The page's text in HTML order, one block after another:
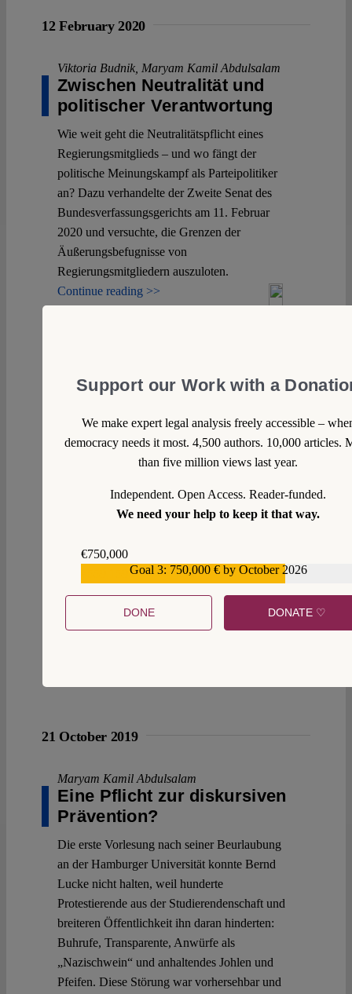
12 February 2020
Viktoria Budnik, Maryam Kamil Abdulsalam
Zwischen Neutralität und
politischer Verantwortung
Wie weit geht die Neutralitätspflicht eines
Regierungsmitglieds – und wo fängt der
politische Meinungskampf als Parteipolitiker
an? Dazu verhandelte der Zweite Senat des
Bundesverfassungsgerichts am 11. Februar
2020 und versuchte, die Grenzen der
Äußerungsbefugnisse von
Regierungsmitgliedern auszuloten.
Continue reading >>
21 October 2019
Maryam Kamil Abdulsalam
Eine Pflicht zur diskursiven
Prävention?
Die erste Vorlesung nach seiner Beurlaubung
an der Hamburger Universität konnte Bernd
Lucke nicht halten, weil hunderte
Protestierende aus der Studierendenschaft und
breiteren Öffentlichkeit ihn daran hinderten:
Buhrufe, Transparente, Anwürfe als
„Nazischwein“ und anhaltendes Johlen und
Pfeifen. Diese Störung war vorhersehbar und
Support our Work with a
We make expert legal analysis freely accessible –
democracy needs it most. 4,500 authors. 10,000 articles.
than five million views last year.
Independent. Open Access. Reader-funded.
We need your help to keep it that way.
€750,000
Goal 3: 750,000 € by October 2026
DONE DONATE ♡